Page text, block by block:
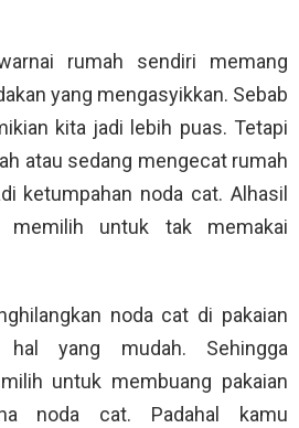
rumah sendiri memang
yang mengasyikkan. Sebab
kita jadi lebih puas. Tetapi
atau sedang mengecat rumah
ketumpahan noda cat. Alhasil
memilih untuk tak memakai
noda cat di pakaian
hal yang mudah. Sehingga
untuk membuang pakaian
noda cat. Padahal kamu